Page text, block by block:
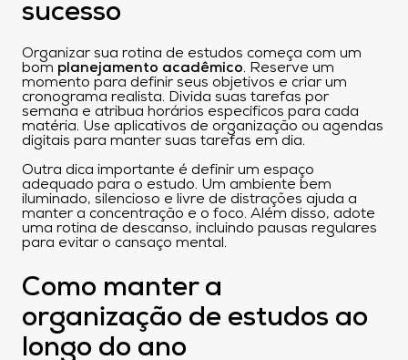
sucesso
Organizar sua rotina de estudos começa com um
bom planejamento acadêmico. Reserve um
momento para definir seus objetivos e criar um
cronograma realista. Divida suas tarefas por
semana e atribua horários específicos para cada
matéria. Use aplicativos de organização ou agendas
digitais para manter suas tarefas em dia.
Outra dica importante é definir um espaço
adequado para o estudo. Um ambiente bem
iluminado, silencioso e livre de distrações ajuda a
manter a concentração e o foco. Além disso, adote
uma rotina de descanso, incluindo pausas regulares
para evitar o cansaço mental.
Como manter a
organização de estudos ao
longo do ano